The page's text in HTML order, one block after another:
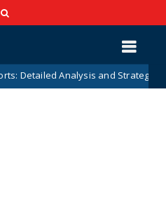
Analysis and Strategic Solutions